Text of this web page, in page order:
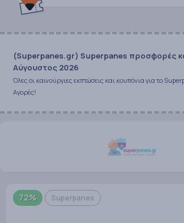
(Superpanes.gr) Superpanes προσφορές
Αύγουστος 2026
Όλες οι καινούργιες εκπτώσεις και κουπόνια για το
Αγορές!
72% Superpanes